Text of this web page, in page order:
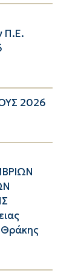
Π.Ε.
2026
Θράκης